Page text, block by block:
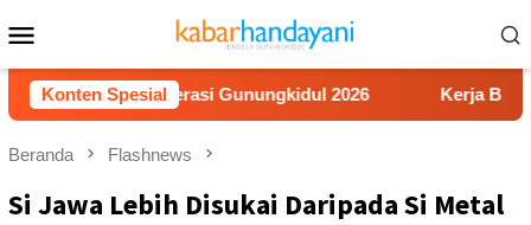
ke
kontenMobile
Konten Spesial
Video Literasi Gunungkidul 2026 Kerja Buruh
Beranda Flashnews
Si Jawa Lebih Disukai Daripada Si Metal